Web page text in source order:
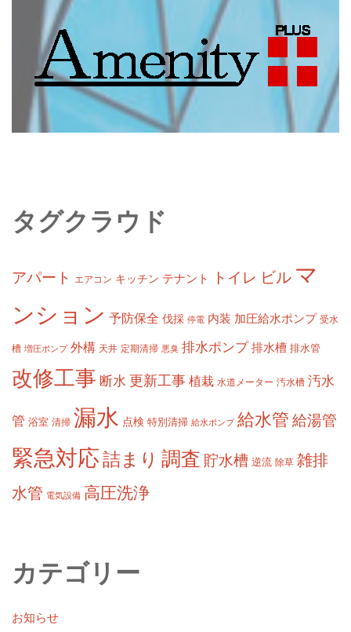
タグクラウド
アパート エアコン キッチン テナント トイレ ビル マ
ンション 予防保全 伐採 停電 内装 加圧給水ポンプ 受水
槽 増圧ポンプ 外構 天井 定期清掃 悪臭 排水ポンプ 排水槽 排水管
改修工事 断水 更新工事 植栽 水道メーター 汚水槽 汚水
管 浴室 清掃 漏水 点検 特別清掃 給水ポンプ 給水管 給湯管
緊急対応詰まり 調査 貯水槽 逆流 除草 雑排
水管 電気設備 高圧洗浄
カテゴリー
お知らせ